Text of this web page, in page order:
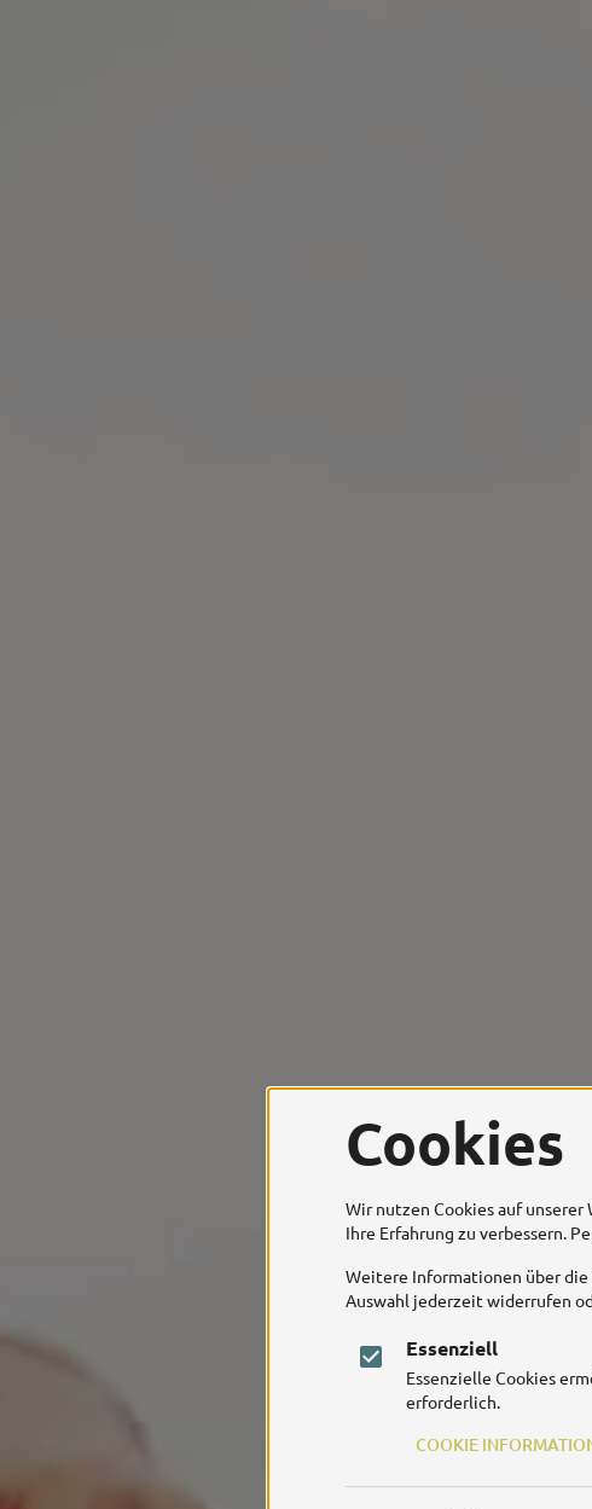
Cookies
Wir nutzen Cookies auf
Ihre Erfahrung zu verbessern.
Weitere Informationen über
Auswahl jederzeit widerrufen
Essenziell
Essenzielle Cookies
erforderlich.
COOKIE